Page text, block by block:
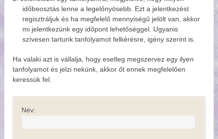
időbeosztás lenne a legelőnyösebb. Ezt a jelentkezést
regisztráljuk és ha megfelelő mennyiségű jelölt van, akkor
mi jelentkezünk egy időpont lehetőséggel. Ugyanis
szívesen tartunk tanfolyamot felkérésre, igény szerint is.
Ha valaki azt is vállalja, hogy esetleg megszervez egy ilyen
tanfolyamot és jelzi nekünk, akkor őt ennek megfelelően
keressük fel.
Név: